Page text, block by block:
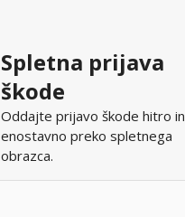
Spletna prijava
škode
Oddajte prijavo škode hitro in
enostavno preko spletnega
obrazca.